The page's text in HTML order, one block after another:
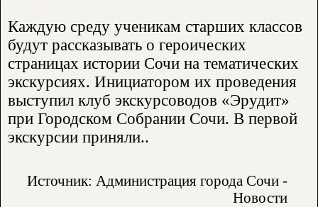
Каждую среду ученикам старших классов
будут рассказывать о героических
страницах истории Сочи на тематических
экскурсиях. Инициатором их проведения
выступил клуб экскурсоводов «Эрудит»
при Городском Собрании Сочи. В первой
экскурсии приняли..
Источник: Администрация города Сочи -
Новости